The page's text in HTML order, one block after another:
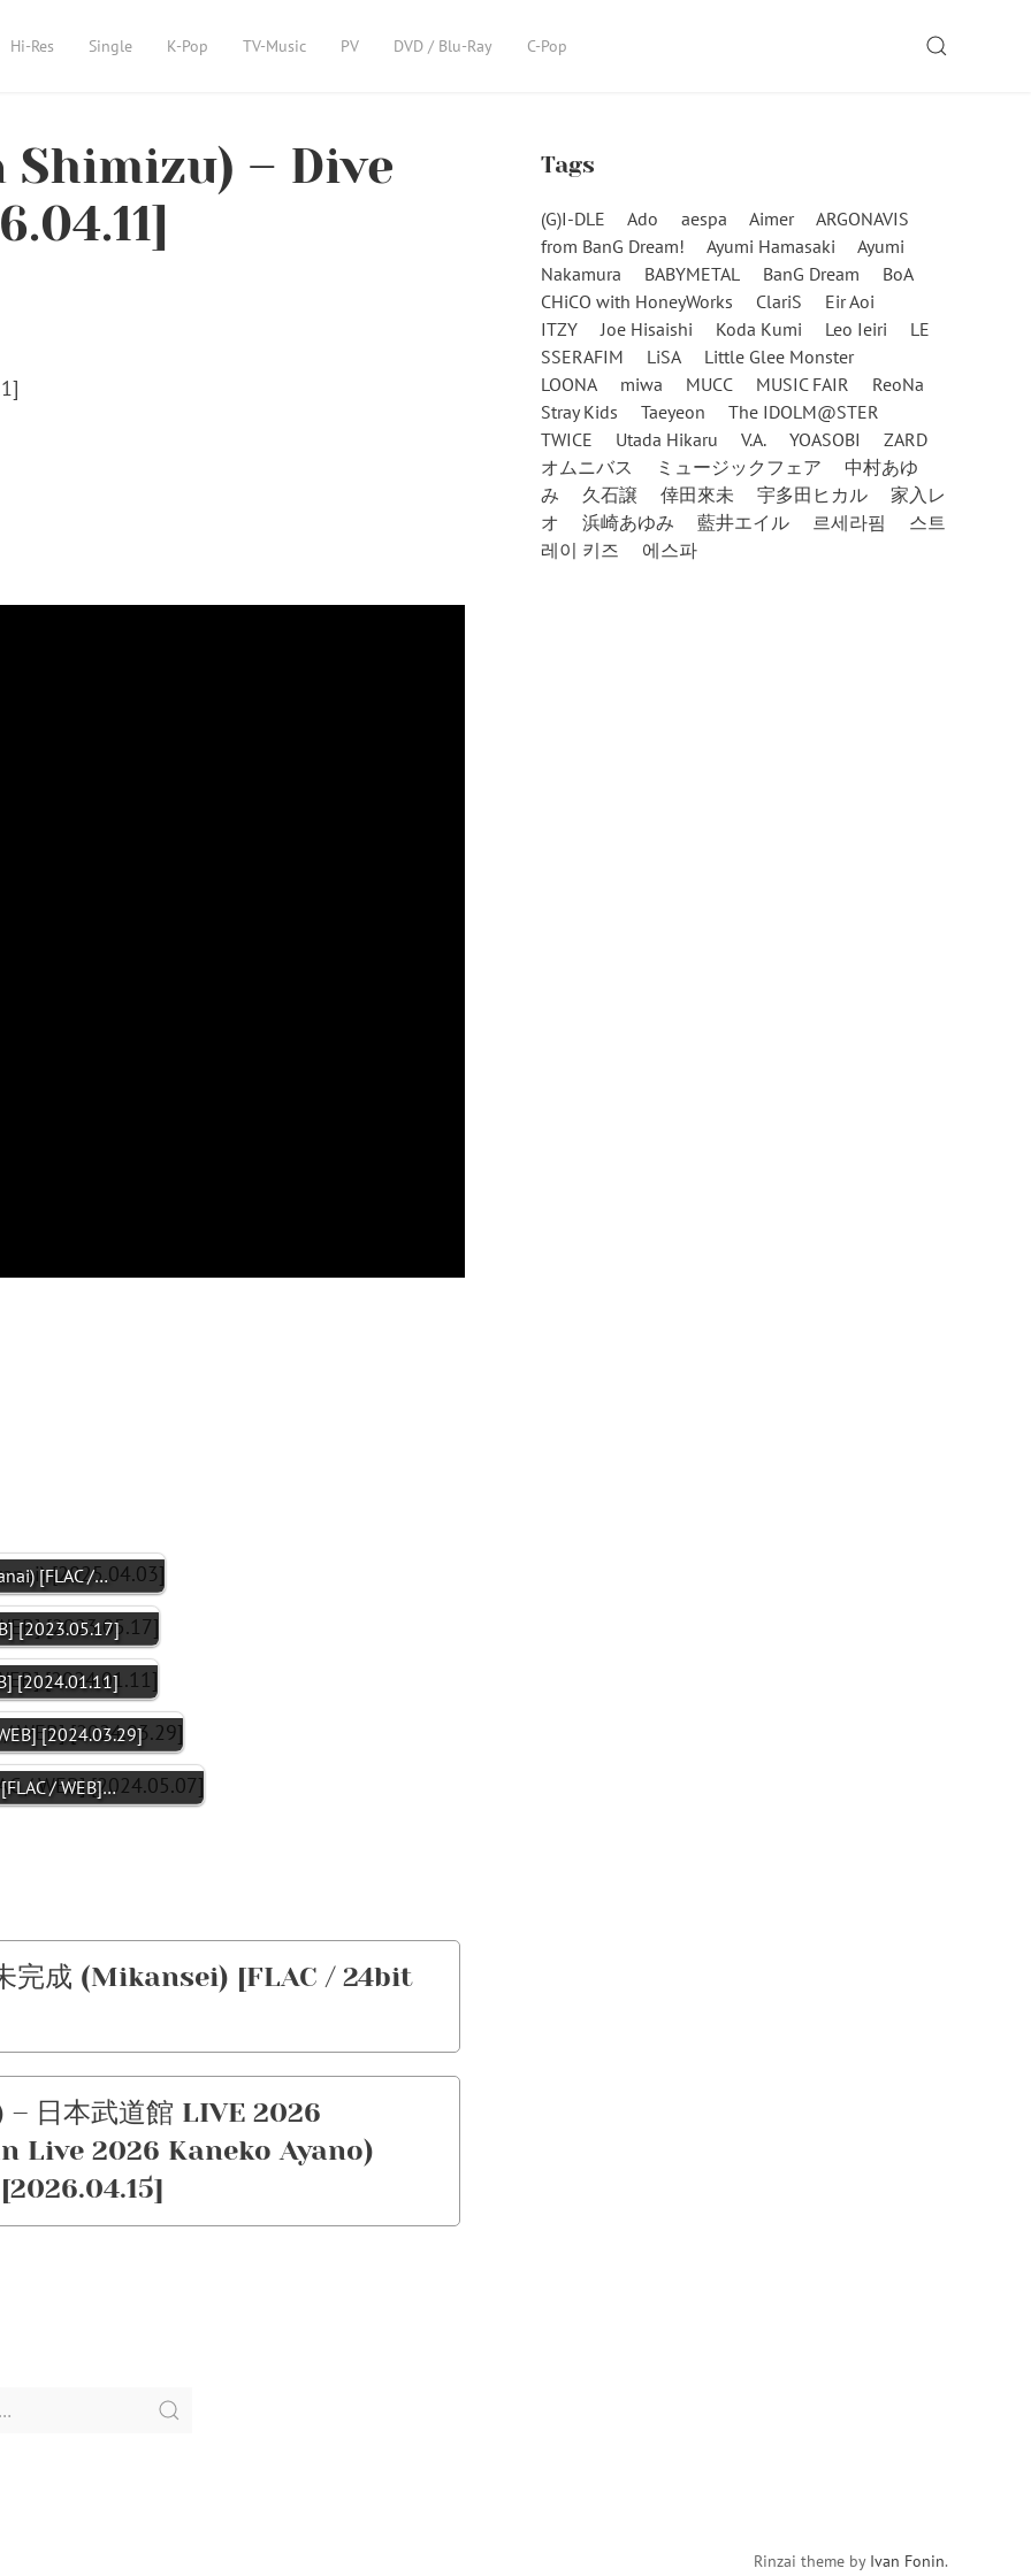
Hi-Res Single K-Pop TV-Music PV DVD / Blu-Ray C-Pop SEARCH
Shimizu) – Dive
[FLAC /…
[2023.05.17]
[2024.01.11]
[2024.03.29]
/ WEB]…
完成 (Mikansei) [FLAC / 24bit
日本武道館 LIVE 2026
Live 2026 Kaneko Ayano)
Tags
(G)I-DLE Ado aespa Aimer
ARGONAVIS
from BanG Dream!
Ayumi Hamasaki
Ayumi
Nakamura
BABYMETAL BanG Dream
BoA
CHiCO with HoneyWorks
ClariS
Eir Aoi
ITZY
Joe Hisaishi Koda Kumi Leo Ieiri
LE
SSERAFIM
LiSA
Little Glee Monster
LOONA
miwa MUCC MUSIC FAIR
ReoNa
Stray Kids
Taeyeon
The IDOLM@STER
TWICE
Utada Hikaru V.A. YOASOBI
ZARD
オムニバス
ミュージックフェア
中村あゆ
み
久石譲 倖田來未 宇多田ヒカル
家入レ
オ
浜崎あゆみ 藍井エイル 르세라핌
스트
레이 키즈
에스파
Rinzai theme by Ivan Fonin.